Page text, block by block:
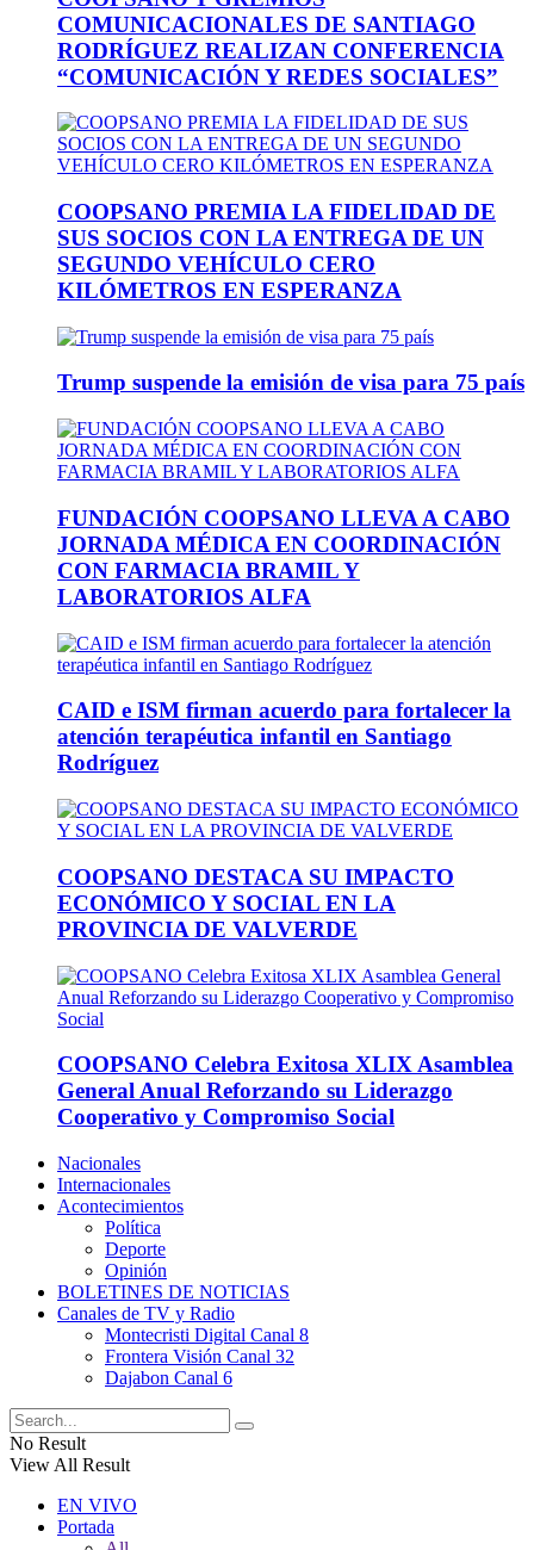
COMUNICACIONALES DE SANTIAGO
RODRÍGUEZ REALIZAN CONFERENCIA
“COMUNICACIÓN Y REDES SOCIALES”
COOPSANO PREMIA LA FIDELIDAD DE
SUS SOCIOS CON LA ENTREGA DE UN
SEGUNDO VEHÍCULO CERO
KILÓMETROS EN ESPERANZA
Trump suspende la emisión de visa para 75 país
FUNDACIÓN COOPSANO LLEVA A CABO
JORNADA MÉDICA EN COORDINACIÓN
CON FARMACIA BRAMIL Y
LABORATORIOS ALFA
CAID e ISM firman acuerdo para fortalecer la
atención terapéutica infantil en Santiago
Rodríguez
COOPSANO DESTACA SU IMPACTO
ECONÓMICO Y SOCIAL EN LA
PROVINCIA DE VALVERDE
COOPSANO Celebra Exitosa XLIX Asamblea
General Anual Reforzando su Liderazgo
Cooperativo y Compromiso Social
Nacionales
Internacionales
Acontecimientos
Política
Deporte
Opinión
BOLETINES DE NOTICIAS
Canales de TV y Radio
Montecristi Digital Canal 8
Frontera Visión Canal 32
Dajabon Canal 6
No Result
View All Result
EN VIVO
Portada